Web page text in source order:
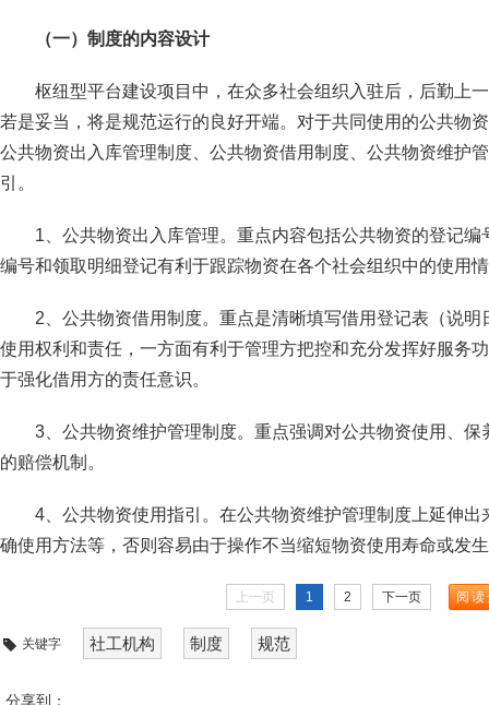
（一）制度的内容设计
枢纽型平台建设项目中，在众多社会组织入驻后，后勤上
若是妥当，将是规范运行的良好开端。对于共同使用的公共物
公共物资出入库管理制度、公共物资借用制度、公共物资维护
引。
1、公共物资出入库管理。重点内容包括公共物资的登记
编号和领取明细登记有利于跟踪物资在各个社会组织中的使用
2、公共物资借用制度。重点是清晰填写借用登记表（说
使用权利和责任，一方面有利于管理方把控和充分发挥好服务
于强化借用方的责任意识。
3、公共物资维护管理制度。重点强调对公共物资使用、
的赔偿机制。
4、公共物资使用指引。在公共物资维护管理制度上延伸
确使用方法等，否则容易由于操作不当缩短物资使用寿命或发
上一页 1 2 下一页 阅读
关键字 社工机构 制度 规范
分享到：